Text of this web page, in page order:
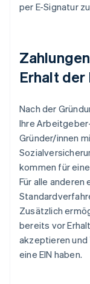
per E-Signatur
Erhalt der
Nach der
Ihre
Gründer/innen
kommen für
Für alle
Zusätzlich
bereits vor
akzeptieren und
eine EIN haben.